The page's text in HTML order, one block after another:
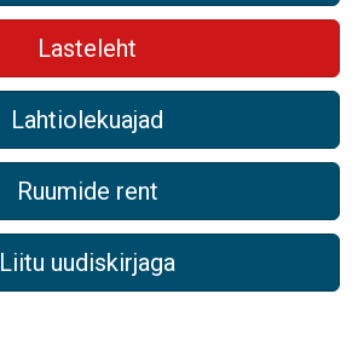
Lasteleht
Lahtiolekuajad
Ruumide rent
Liitu uudiskirjaga